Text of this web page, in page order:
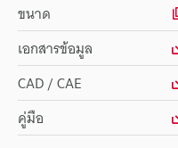
ขนาด
เอกสารข้อมูล
CAD / CAE
คู่มือ